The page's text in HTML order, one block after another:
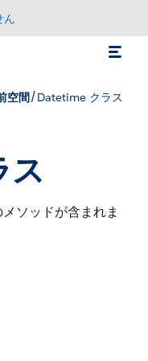
ん
空間/Datetime クラス
ス
ソッドが含まれま